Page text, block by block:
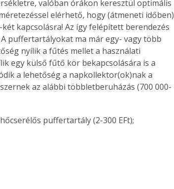
valóban órákon keresztül optimális
elérhető, hogy (átmeneti időben)
kapcsolásra! Az így felépített berendezés
puffertartályokat ma már egy- vagy több
nyílik a fűtés mellet a használati
egy külső fűtő kör bekapcsolására is a
a lehetőség a napkollektor(ok)nak a
az alábbi többletberuházás (700 000-
puffertartály (2-300 EFt);